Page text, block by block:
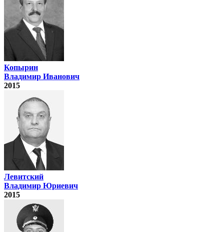
Копырин
Владимир Иванович
2015
Левитский
Владимир Юриевич
2015